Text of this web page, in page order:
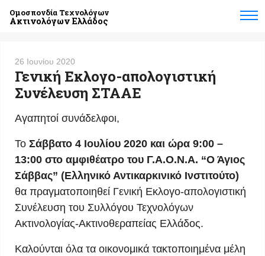
Ομοσπονδία Τεχνολόγων
Ακτινολόγων Ελλάδος
26 Ιουνίου 2020
Γενική Εκλογο-απολογιστική
Συνέλευση ΣΤΑΑΕ
Αγαπητοί συνάδελφοι,
Το Σάββατο 4 Ιουλίου 2020 και ώρα 9:00 –
13:00 στο αμφιθέατρο του Γ.Α.Ο.Ν.Α. “Ο Άγιος
Σάββας” (Ελληνικό Αντικαρκινικό Ινστιτούτο)
θα πραγματοποιηθεί Γενική Εκλογο-απολογιστική
Συνέλευση του Συλλόγου Τεχνολόγων
Ακτινολογίας-Ακτινοθεραπείας Ελλάδος.
Καλούνται όλα τα οικονομικά τακτοποιημένα μέλη